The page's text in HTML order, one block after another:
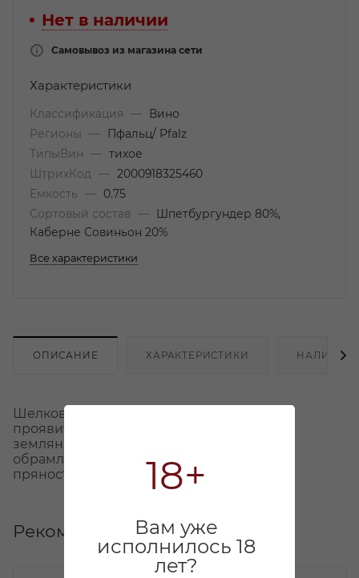
18+
Вам уже
исполнилось 18
лет?
Нет в наличии
Самовывоз из магазина сети
Характеристики
Классификация —
Вино
Регионы
—
Пфальц/ Pfalz
ТипыВин
— тихое
ШтрихКод
— 2000918325460
Емкость
—
0.75
Сортовый состав
—
Шпетбургундер 80%,
Каберне Совиньон 20%
Все характеристики
ОПИСАНИЕ ХАРАКТЕРИСТИКИ НАЛИЧИЕ
Шелковистая текстура вина позволяет
проявиться насыщенным нотам малины,
земляники и вишни, которые находятся в
обрамлении приятных нюансов смолы,
пряностей и миндаля.
Рекомендуем